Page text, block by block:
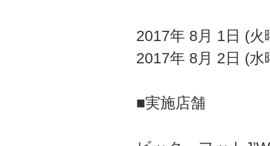
2017年 8月 1日 (火
2017年 8月 2日 (水
■実施店舗